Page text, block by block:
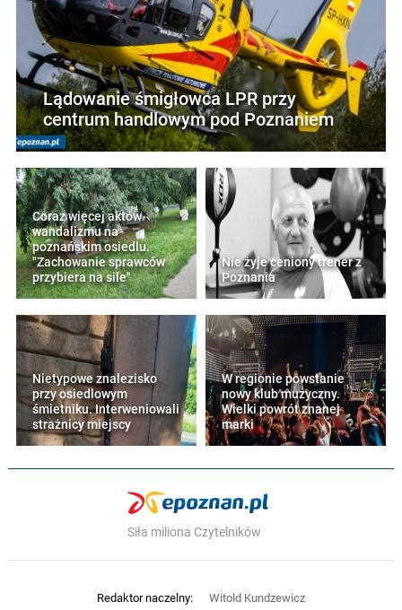
Lądowanie śmigłowca LPR przy
centrum handlowym pod Poznaniem
Coraz więcej aktów
wandalizmu na
poznańskim osiedlu.
"Zachowanie sprawców
przybiera na sile"
Nie żyje ceniony trener z
Poznania
Nietypowe znalezisko
przy osiedlowym
śmietniku. Interweniowali
strażnicy miejscy
W regionie powstanie
nowy klub muzyczny.
Wielki powrót znanej
marki
Siła miliona Czytelników
Redaktor naczelny: Witold Kundzewicz